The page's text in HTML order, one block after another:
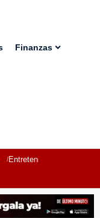
Finanzas
Entretenimiento